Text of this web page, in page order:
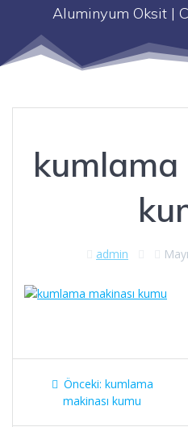
Aluminyum Oksit |
kumlama
admin
Yazı
gezinmesi
Önceki: Önceki
yazı:
kumlama
makinası kumu